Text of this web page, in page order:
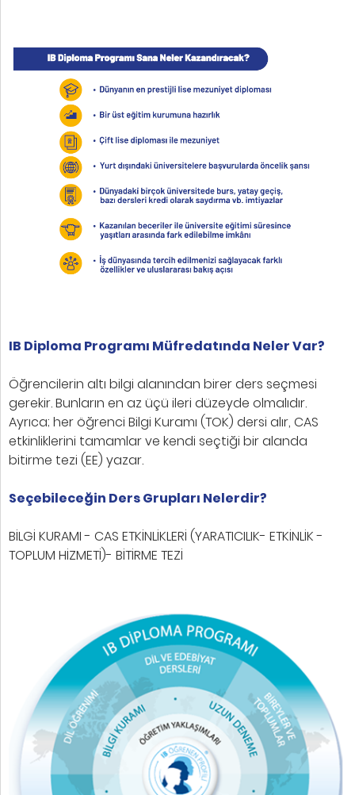
IB Diploma Programı Müfredatında Neler Var?
Öğrencilerin altı bilgi alanından birer ders seçmesi
gerekir. Bunların en az üçü ileri düzeyde olmalıdır.
Ayrıca; her öğrenci Bilgi Kuramı (TOK) dersi alır, CAS
etkinliklerini tamamlar ve kendi seçtiği bir alanda
bitirme tezi (EE) yazar.
Seçebileceğin Ders Grupları Nelerdir?
BİLGİ KURAMI - CAS ETKİNLİKLERİ (YARATICILIK- ETKİNLİK -
TOPLUM HİZMETİ)- BİTİRME TEZİ